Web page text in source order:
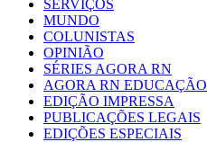
SERVIÇOS
MUNDO
COLUNISTAS
OPINIÃO
SÉRIES AGORA RN
AGORA RN EDUCAÇÃO
EDIÇÃO IMPRESSA
PUBLICAÇÕES LEGAIS
EDIÇÕES ESPECIAIS